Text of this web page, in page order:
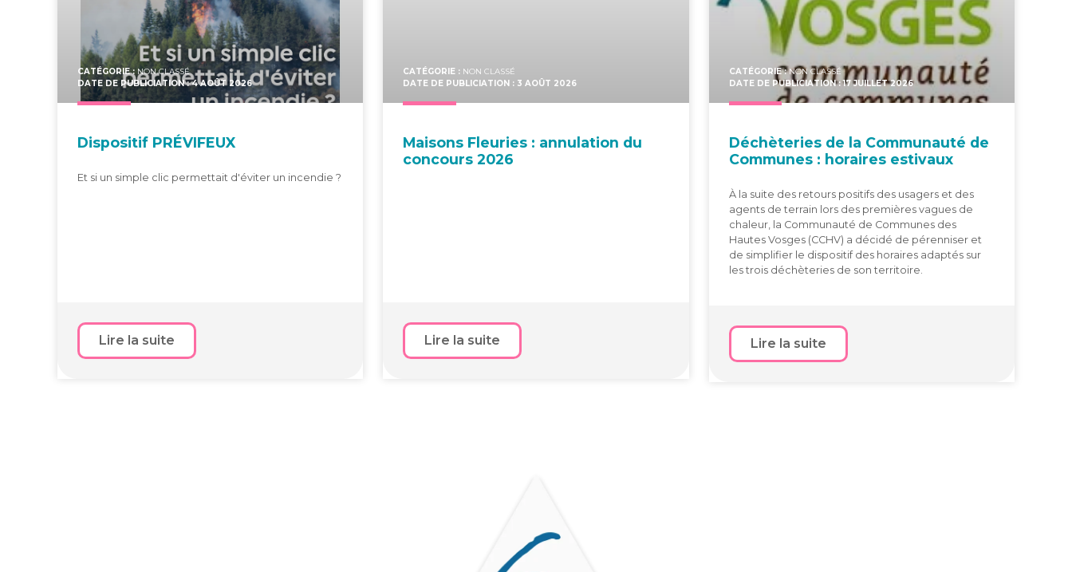
CATÉGORIE : NON CLASSÉ
DATE DE PUBLICIATION : 4 AOÛT 2026
Dis­po­si­tif PRÉVIFEUX
Et si un simple clic permettait d'éviter un incendie ?
Lire la suite
CATÉGORIE : NON CLASSÉ
DATE DE PUBLICIATION : 3 AOÛT 2026
Mai­sons Fleu­ries : annu­la­tion du
concours 2026
Lire la suite
CATÉGORIE :NON CLASSÉ
DATE DE PUBLICIATION : 17 JUILLET 2026
Déchè­te­ries de la Com­mu­nau­té de
Com­munes : horaires estivaux
À la suite des retours positifs des usagers et des
agents de terrain lors des premières vagues de
chaleur, la Communauté de Communes des
Hautes Vosges (CCHV) a décidé de pérenniser et
de simplifier le dispositif des horaires adaptés sur
les trois déchèteries de son territoire.
Lire la suite